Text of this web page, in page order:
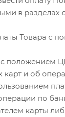
в разделах
Товара с
с положением
карт и об
по
карты